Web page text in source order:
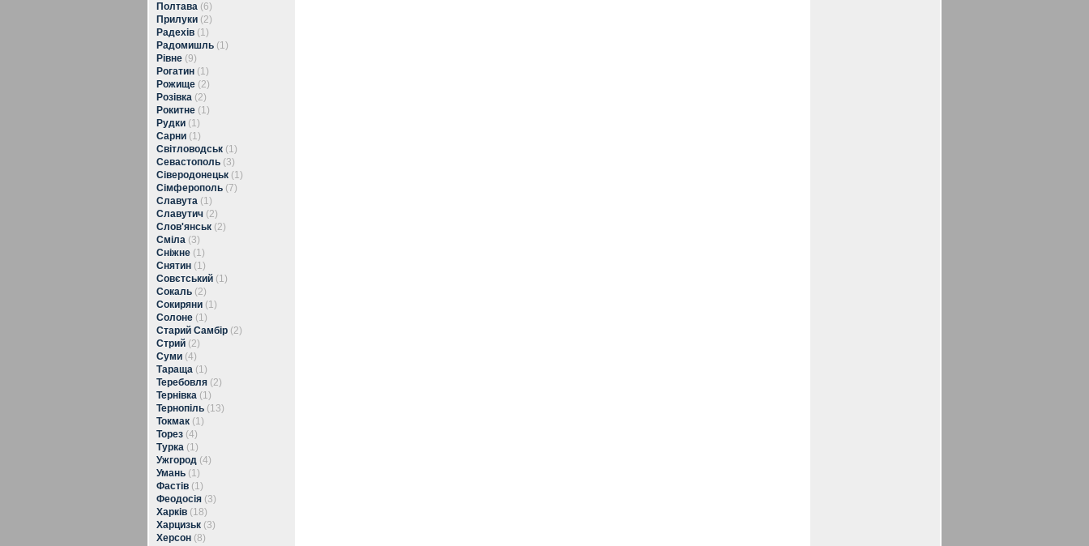
Полтава (6)
Прилуки (2)
Радехів (1)
Радомишль (1)
Рівне (9)
Рогатин (1)
Рожище (2)
Розівка (2)
Рокитне (1)
Рудки (1)
Сарни (1)
Світловодськ (1)
Севастополь (3)
Сіверодонецьк (1)
Сімферополь (7)
Славута (1)
Славутич (2)
Слов'янськ (2)
Сміла (3)
Сніжне (1)
Снятин (1)
Совєтський (1)
Сокаль (2)
Сокиряни (1)
Солоне (1)
Старий Самбір (2)
Стрий (2)
Суми (4)
Тараща (1)
Теребовля (2)
Тернівка (1)
Тернопіль (13)
Токмак (1)
Торез (4)
Турка (1)
Ужгород (4)
Умань (1)
Фастів (1)
Феодосія (3)
Харків (18)
Харцизьк (3)
Херсон (8)